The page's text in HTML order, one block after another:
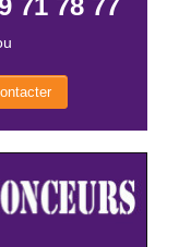
71 78 77